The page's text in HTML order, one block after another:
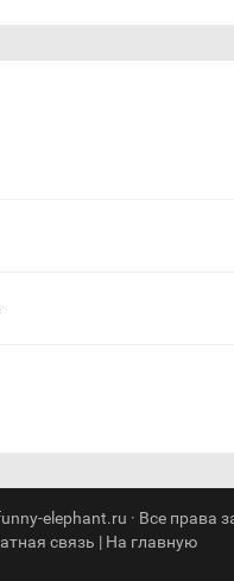
elephant.ru · Все права
связь | На главную